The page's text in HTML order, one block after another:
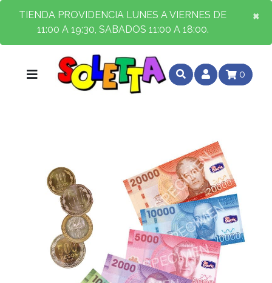
TIENDA PROVIDENCIA LUNES A VIERNES DE
11:00 A 19:30, SABADOS 11:00 A 18:00.
×
×
0